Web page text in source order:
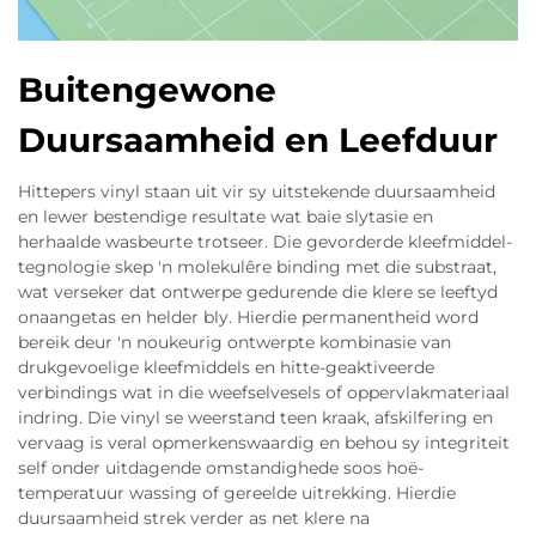
Buitengewone
Duursaamheid en Leefduur
Hittepers vinyl staan uit vir sy uitstekende duursaamheid
en lewer bestendige resultate wat baie slytasie en
herhaalde wasbeurte trotseer. Die gevorderde kleefmiddel-
tegnologie skep 'n molekulêre binding met die substraat,
wat verseker dat ontwerpe gedurende die klere se leeftyd
onaangetas en helder bly. Hierdie permanentheid word
bereik deur 'n noukeurig ontwerpte kombinasie van
drukgevoelige kleefmiddels en hitte-geaktiveerde
verbindings wat in die weefselvesels of oppervlakmateriaal
indring. Die vinyl se weerstand teen kraak, afskilfering en
vervaag is veral opmerkenswaardig en behou sy integriteit
self onder uitdagende omstandighede soos hoë-
temperatuur wassing of gereelde uitrekking. Hierdie
duursaamheid strek verder as net klere na